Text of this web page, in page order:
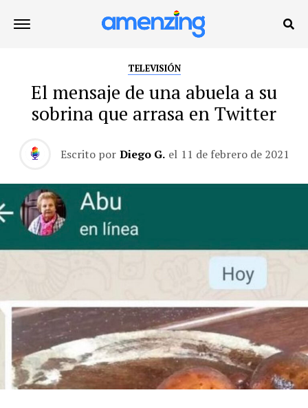
TELEVISIÓN
El mensaje de una abuela a su
sobrina que arrasa en Twitter
Escrito por Diego G. el 11 de febrero de 2021